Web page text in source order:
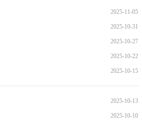
2025-11-05
2025-10-31
2025-10-27
2025-10-22
2025-10-15
2025-10-13
2025-10-10